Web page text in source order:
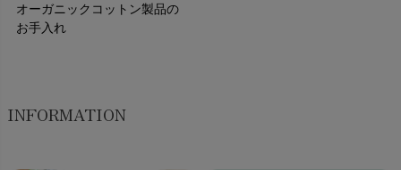
オーガニックコットン製品の
お手入れ
INFORMATION